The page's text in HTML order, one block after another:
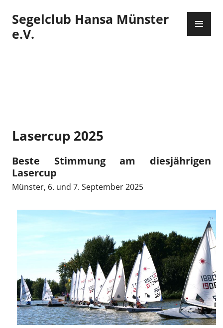
Inhalt
springen
Segelclub Hansa Münster
e.V.
Lasercup 2025
Beste Stimmung am diesjährigen
Lasercup
Münster, 6. und 7. September 2025